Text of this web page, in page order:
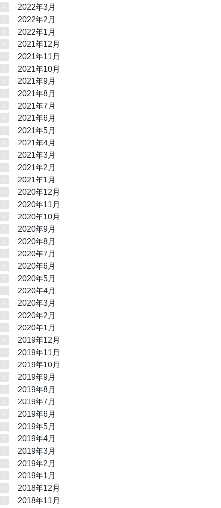
2022年3月
2022年2月
2022年1月
2021年12月
2021年11月
2021年10月
2021年9月
2021年8月
2021年7月
2021年6月
2021年5月
2021年4月
2021年3月
2021年2月
2021年1月
2020年12月
2020年11月
2020年10月
2020年9月
2020年8月
2020年7月
2020年6月
2020年5月
2020年4月
2020年3月
2020年2月
2020年1月
2019年12月
2019年11月
2019年10月
2019年9月
2019年8月
2019年7月
2019年6月
2019年5月
2019年4月
2019年3月
2019年2月
2019年1月
2018年12月
2018年11月